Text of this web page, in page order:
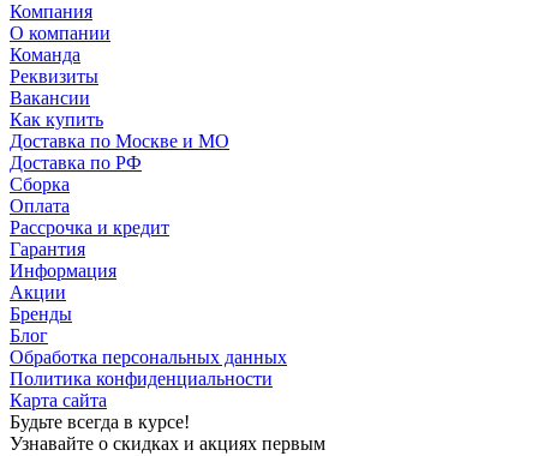
Компания
О компании
Команда
Реквизиты
Вакансии
Как купить
Доставка по Москве и МО
Доставка по РФ
Сборка
Оплата
Рассрочка и кредит
Гарантия
Информация
Акции
Бренды
Блог
Обработка персональных данных
Политика конфиденциальности
Карта сайта
Будьте всегда в курсе!
Узнавайте о скидках и акциях первым